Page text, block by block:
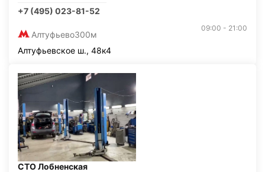
+7 (495) 023-81-52
Алтуфьево300м
09:00 - 21:00
Алтуфьевское ш., 48к4
СТО Лобненская